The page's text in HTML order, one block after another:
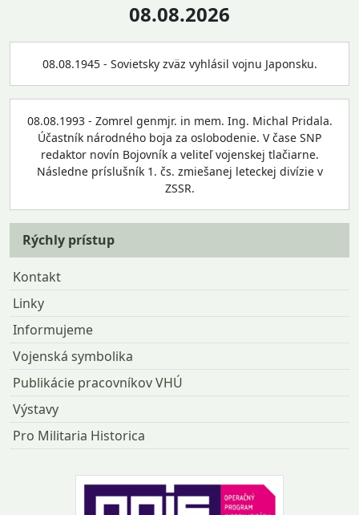
08.08.2026
08.08.1945 - Sovietsky zväz vyhlásil vojnu Japonsku.
08.08.1993 - Zomrel genmjr. in mem. Ing. Michal Pridala.
Účastník národného boja za oslobodenie. V čase SNP
redaktor novín Bojovník a veliteľ vojenskej tlačiarne.
Následne príslušník 1. čs. zmiešanej leteckej divízie v
ZSSR.
Rýchly prístup
Kontakt
Linky
Informujeme
Vojenská symbolika
Publikácie pracovníkov VHÚ
Výstavy
Pro Militaria Historica